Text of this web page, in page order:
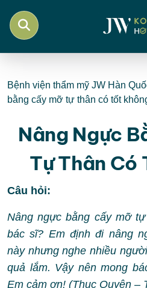
Bệnh viện thẩm mỹ JW Hàn
bằng cấy mỡ tự thân có tốt
Nâng Ngực
Tự Thân Có
Câu hỏi:
Nâng ngực bằng cấy mỡ
bác sĩ? Em định đi nâng
này nhưng nghe nhiều
quả lắm. Vậy nên mong
Em cảm ơn! (Thục Quyên –